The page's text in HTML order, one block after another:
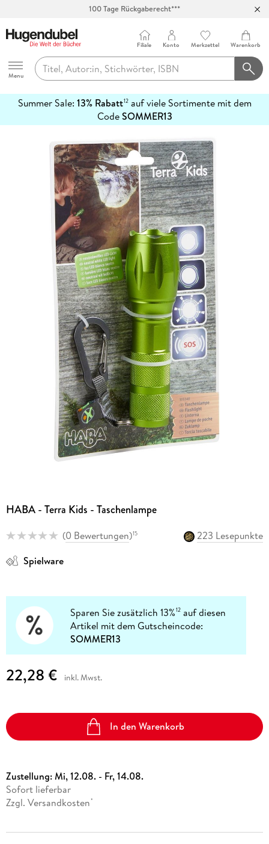
100 Tage Rückgaberecht***
Hugendubel
Menu
Filiale Konto Merkzettel Warenkorb
Summer Sale: 13% Rabatt12auf viele Sortimente mit dem
CodeSOMMER13
erfahren
HABA - Terra Kids - Taschenlampe
(0 Bewertungen)15
223 Lesepunkte
Spielware
Sparen Sie zusätzlich 13%12 auf diesen
Artikel mit dem Gutscheincode:
SOMMER13
22,28 € inkl. Mwst.
In den Warenkorb
Zustellung:Mi, 12.08. - Fr, 14.08.
Sofort lieferbar
Zzgl. Versandkosten *